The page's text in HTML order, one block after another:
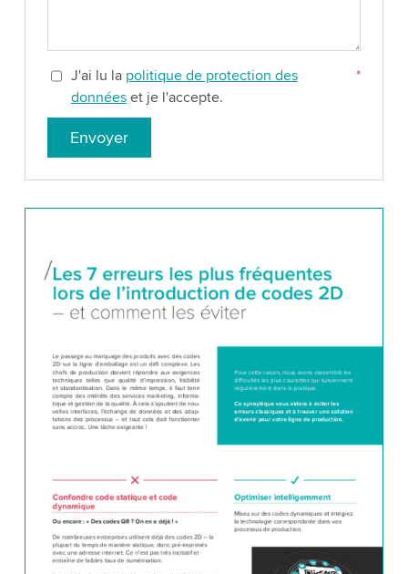
J'ai lu la politique de protection des
donnéeset je l'accepte.
*
Envoyer